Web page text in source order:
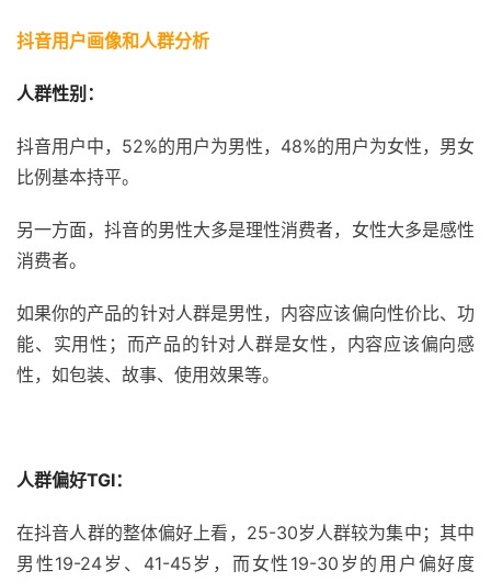
抖音用户画像和人群分析
人群性别：
抖音用户中，52%的用户为男性，48%的用户为女性，男女
比例基本持平。
另一方面，抖音的男性大多是理性消费者，女性大多是感性
消费者。
如果你的产品的针对人群是男性，内容应该偏向性价比、功
能、实用性；而产品的针对人群是女性，内容应该偏向感
性，如包装、故事、使用效果等。
人群偏好TGI：
在抖音人群的整体偏好上看，25-30岁人群较为集中；其中
男性19-24岁、41-45岁，而女性19-30岁的用户偏好度